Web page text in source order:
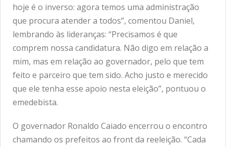
hoje é o inverso: agora temos uma administração
que procura atender a todos”, comentou Daniel,
lembrando às lideranças: “Precisamos é que
comprem nossa candidatura. Não digo em relação a
mim, mas em relação ao governador, pelo que tem
feito e parceiro que tem sido. Acho justo e merecido
que ele tenha esse apoio nesta eleição”, pontuou o
emedebista.
O governador Ronaldo Caiado encerrou o encontro
chamando os prefeitos ao front da reeleição. “Cada